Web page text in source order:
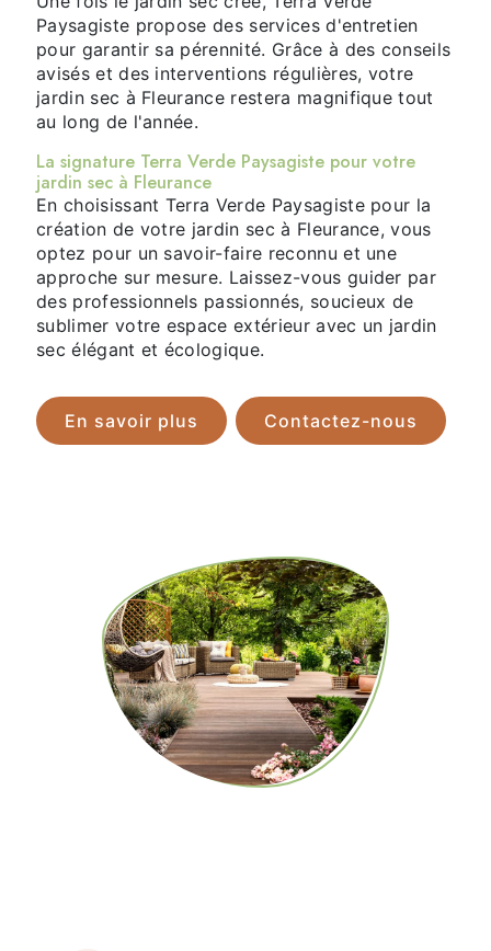
Paysagiste propose des services d'entretien
pour garantir sa pérennité. Grâce à des conseils
avisés et des interventions régulières, votre
jardin sec à Fleurance restera magnifique tout
au long de l'année.
La signature Terra Verde Paysagiste pour votre
jardin sec à Fleurance
En choisissant Terra Verde Paysagiste pour la
création de votre jardin sec à Fleurance, vous
optez pour un savoir-faire reconnu et une
approche sur mesure. Laissez-vous guider par
des professionnels passionnés, soucieux de
sublimer votre espace extérieur avec un jardin
sec élégant et écologique.
En savoir plus Contactez-nous